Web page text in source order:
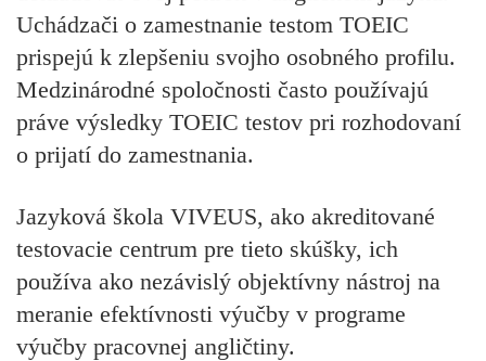
Uchádzači o zamestnanie testom TOEIC
prispejú k zlepšeniu svojho osobného profilu.
Medzinárodné spoločnosti často používajú
práve výsledky TOEIC testov pri rozhodovaní
o prijatí do zamestnania.
Jazyková škola VIVEUS, ako akreditované
testovacie centrum pre tieto skúšky, ich
používa ako nezávislý objektívny nástroj na
meranie efektívnosti výučby v programe
výučby pracovnej angličtiny.